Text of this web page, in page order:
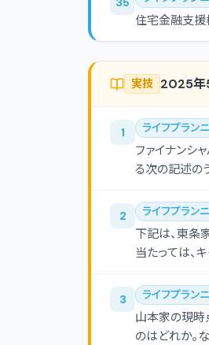
住宅金融支援
実技 2025年
1 ライフプラン
ファイナンシ
る次の記述の
2 ライフプラン
下記は、東条
当たっては、
3 ライフプラン
山本家の現時
のはどれか。